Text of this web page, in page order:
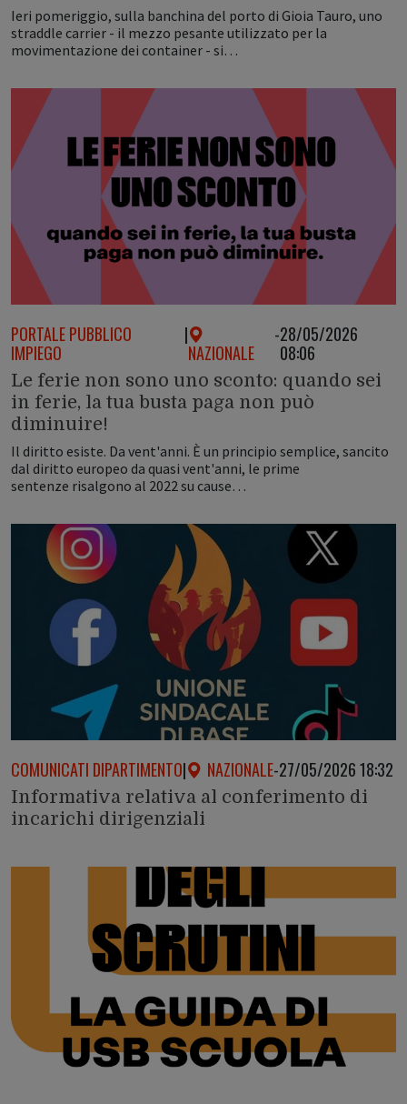
Ieri pomeriggio, sulla banchina del porto di Gioia Tauro, uno
straddle carrier - il mezzo pesante utilizzato per la
movimentazione dei container - si…
PORTALE PUBBLICO
IMPIEGO
|
NAZIONALE
-28/05/2026
08:06
Le ferie non sono uno sconto: quando sei
in ferie, la tua busta paga non può
diminuire!
Il diritto esiste. Da vent'anni. È un principio semplice, sancito
dal diritto europeo da quasi vent'anni, le prime
sentenze risalgono al 2022 su cause…
COMUNICATI DIPARTIMENTO| NAZIONALE-27/05/2026 18:32
Informativa relativa al conferimento di
incarichi dirigenziali